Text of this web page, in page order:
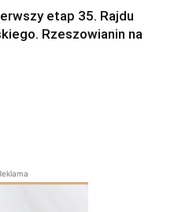
etap 35. Rajdu
Rzeszowianin na